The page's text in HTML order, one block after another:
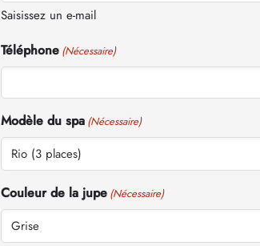
Saisissez un e-mail
Téléphone (Nécessaire)
Modèle du spa (Nécessaire)
Couleur de la jupe (Nécessaire)